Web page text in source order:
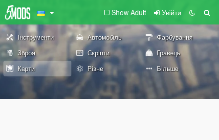
Show Adult Увійти
Інструменти Автомобіль
Фарбування
Зброя
Скріпти
Гравець
Карти
Різне Більше